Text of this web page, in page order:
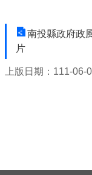
隱私權政策
網站安全政策
南投縣政府政
片
上版日期：111-06-